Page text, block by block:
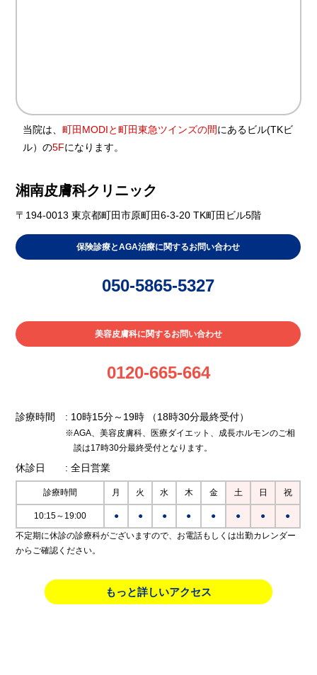
当院は、町田MODIと町田東急ツインズの間にあるビル(TKビ
ル）の5Fになります。
湘南皮膚科クリニック
〒194-0013 東京都町田市原町田6-3-20 TK町田ビル5階
保険診療とAGA治療に関するお問い合わせ
050-5865-5327
美容皮膚科に関するお問い合わせ
0120-665-664
診療時間 : 10時15分～19時 （18時30分最終受付）
※AGA、美容皮膚科、医療ダイエット、成長ホルモンのご相
談は17時30分最終受付となります。
休診日 : 全日営業
診療時間 月 火 水 木 金 土 日 祝
10:15～19:00 ● ● ● ● ● ● ●
●
不定期に休診の診療科がございますので、お電話もしくは出勤カレンダー
からご確認ください。
もっと詳しいアクセス